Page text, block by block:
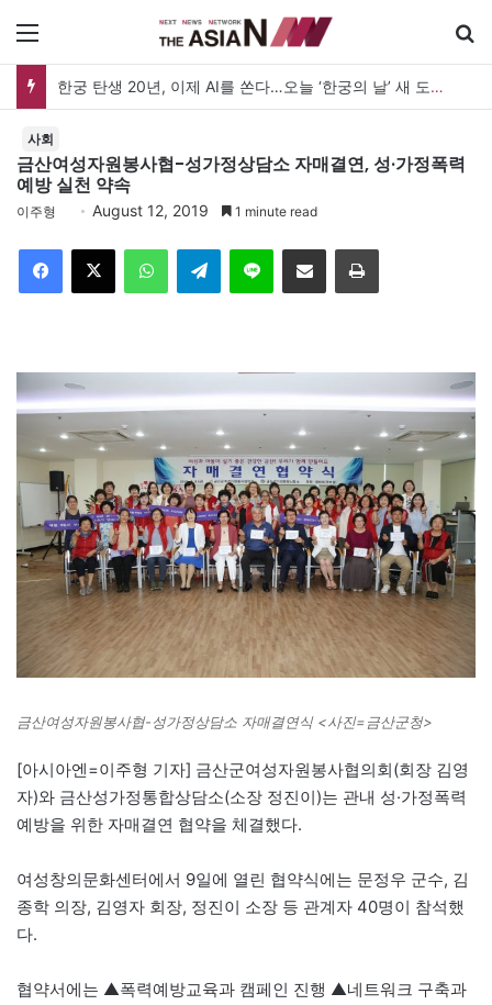
한궁 탄생 20년, 이제 AI를 쏜다…오늘 ‘한궁의 날’ 새 도약 선언
사회
금산여성자원봉사협-성가정상담소 자매결연, 성·가정폭력
예방 실천 약속
이주형 August 12, 2019 1 minute read
Telegram 이메일
금산여성자원봉사협-성가정상담소 자매결연식 <사진=금산군청>
[아시아엔=이주형 기자] 금산군여성자원봉사협의회(회장 김영
자)와 금산성가정통합상담소(소장 정진이)는 관내 성·가정폭력
예방을 위한 자매결연 협약을 체결했다.
여성창의문화센터에서 9일에 열린 협약식에는 문정우 군수, 김
종학 의장, 김영자 회장, 정진이 소장 등 관계자 40명이 참석했
다.
협약서에는 ▲폭력예방교육과 캠페인 진행 ▲네트워크 구축과